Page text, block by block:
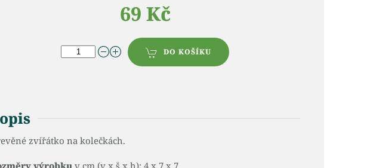
69 Kč
DO KOŠÍKU
zvířátko na kolečkách.